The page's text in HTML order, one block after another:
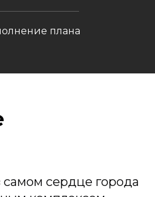
плана
сердце города